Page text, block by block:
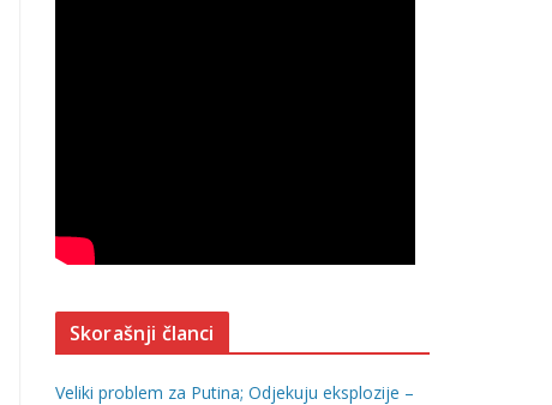
Skorašnji članci
Veliki problem za Putina; Odjekuju eksplozije –